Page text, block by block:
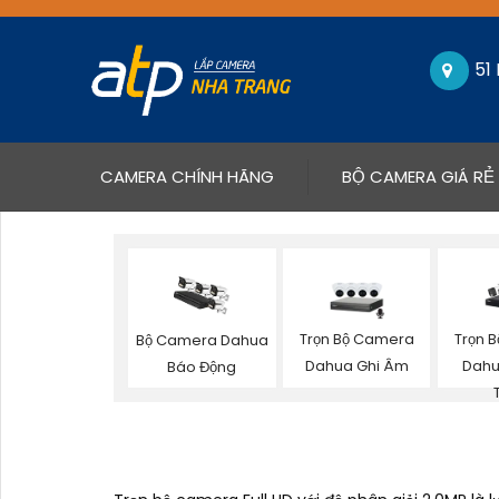
CAMERA CHÍNH HÃNG(CURRENT)BỘ CAMERA GIÁ RẺ
Bộ Camera Dahua
Báo Động
Trọn Bộ Camera
Dahua Ghi Âm
Trọn